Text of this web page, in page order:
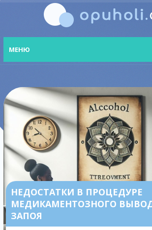
МЕНЮ
НЕДОСТАТКИ В ПРОЦЕДУРЕ
МЕДИКАМЕНТОЗНОГО
ЗАПОЯ